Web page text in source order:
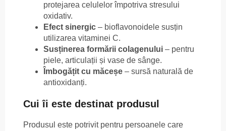
protejarea celulelor împotriva stresului
oxidativ.
Efect sinergic – bioflavonoidele susțin
utilizarea vitaminei C.
Susținerea formării colagenului – pentru
piele, articulații și vase de sânge.
Îmbogățit cu măceșe – sursă naturală de
antioxidanți.
Cui îi este destinat produsul
Produsul este potrivit pentru persoanele care